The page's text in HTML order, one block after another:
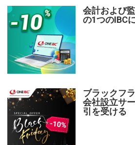
会計および
の1つのIBC
ブラックフ
会社設立サ
引を受ける